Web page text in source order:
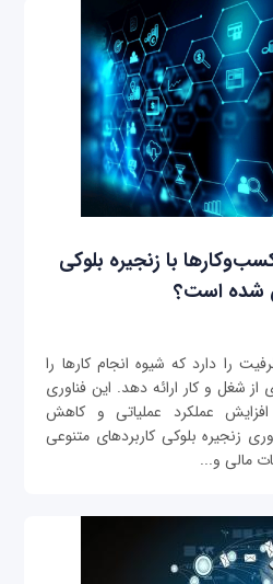
با زنجیره بلوکی
شده است؟
را دارد که شیوه انجام کارها را
شغل و کار ارائه دهد. این فناوری
افزایش عملکرد عملیاتی و کاهش
زنجیره بلوکی کاربردهای متنوعی
مالی و...